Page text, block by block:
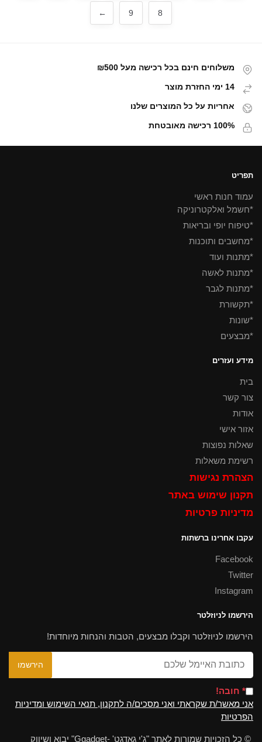
8
9
←
משלוחים חינם בכל רכישה מעל ₪500
14 ימי החזרת מוצר
אחריות על כל המוצרים שלנו
100% רכישה מאובטחת
תפריט
עמוד חנות ראשי
*חשמל ואלקטרוניקה
*טיפוח יופי ובריאות
*מחשבים ותוכנות
*מתנות ועוד
*מתנות לאשה
*מתנות לגבר
*תקשורת
*שונות
*מבצעים
מידע ועזרים
בית
צור קשר
אודות
אזור אישי
שאלות נפוצות
רשימת משאלות
הצהרת נגישות
תקנון שימוש באתר
מדיניות פרטיות
עקבו אחרינו ברשתות
Facebook
Twitter
Instagram
הירשמו לניוזלטר
הירשמו לניוזלטר וקבלו מבצעים, הטבות והנחות מיוחדות!
* חובה!
אני מאשר/ת שקראתי ואני מסכים/ה לתקנון, תנאי השימוש ומדיניות
הפרטיות
© כל הזכויות שמורות לאתר "ג'י גאדגט' -Ggadget" יבוא ושיווק